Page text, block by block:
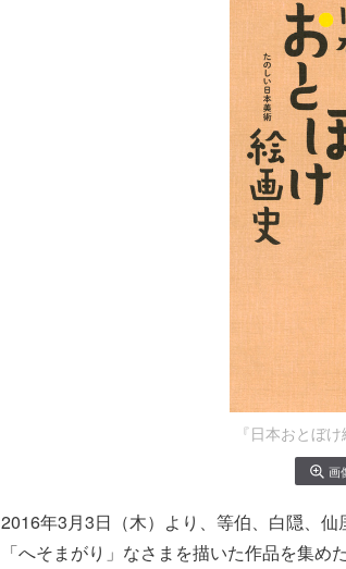
『日本おとぼ
画
2016年3月3日（木）より、等伯、白隠、仙
「へそまがり」なさまを描いた作品を集